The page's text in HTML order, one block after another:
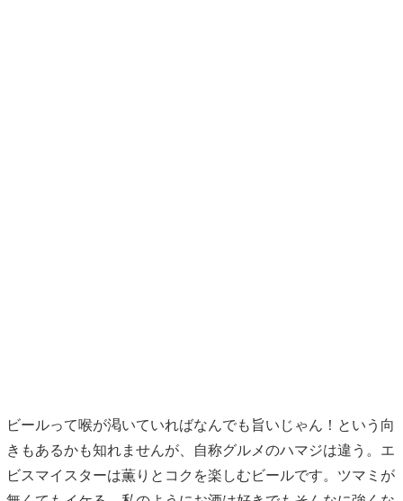
ビールって喉が渇いていればなんでも旨いじゃん！という向
きもあるかも知れませんが、自称グルメのハマジは違う。エ
ビスマイスターは薫りとコクを楽しむビールです。ツマミが